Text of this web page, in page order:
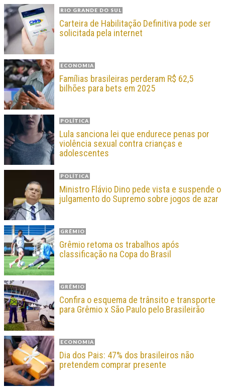
RIO GRANDE DO SUL
Carteira de Habilitação Definitiva pode ser
solicitada pela internet
ECONOMIA
Famílias brasileiras perderam R$ 62,5
bilhões para bets em 2025
POLÍTICA
Lula sanciona lei que endurece penas por
violência sexual contra crianças e
adolescentes
POLÍTICA
Ministro Flávio Dino pede vista e suspende o
julgamento do Supremo sobre jogos de azar
GRÊMIO
Grêmio retoma os trabalhos após
classificação na Copa do Brasil
GRÊMIO
Confira o esquema de trânsito e transporte
para Grêmio x São Paulo pelo Brasileirão
ECONOMIA
Dia dos Pais: 47% dos brasileiros não
pretendem comprar presente